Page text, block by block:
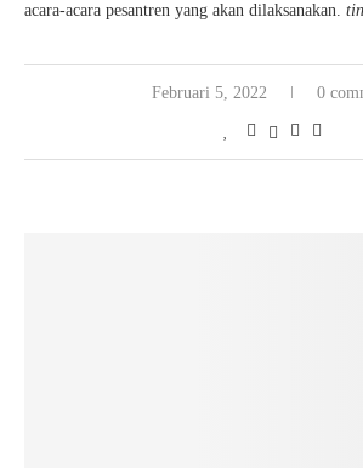
acara-acara pesantren yang akan dilaksanakan.
Februari 5, 2022 0